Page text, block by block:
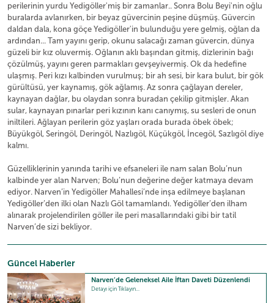
Güncel Haberler
Narven’de Geleneksel Aile İftarı Daveti Düzenlendi
Detayı için Tıklayın...
perilerinin yurdu Yedigöller'miş bir zamanlar.. Sonra Bolu Beyi'nin oğlu
buralarda avlanırken, bir beyaz güvercinin peşine düşmüş. Güvercin
daldan dala, kona göçe Yedigöller'in bulunduğu yere gelmiş, oğlan da
ardından... Tam yayını gerip, okunu salacağı zaman güvercin, dünya
güzeli bir kız oluvermiş. Oğlanın aklı başından gitmiş, dizlerinin bağı
çözülmüş, yayını geren parmakları gevşeyivermiş. Ok da hedefine
ulaşmış. Peri kızı kalbinden vurulmuş; bir ah sesi, bir kara bulut, bir gök
gürültüsü, yer kaynamış, gök ağlamış. Az sonra çağlayan dereler,
kaynayan dağlar, bu olaydan sonra buradan çekilip gitmişler. Akan
sular, kaynayan pınarlar peri kızının kanı canıymış, su sesleri de onun
iniltileri. Ağlayan perilerin göz yaşları orada burada öbek öbek;
Büyükgöl, Seringöl, Deringöl, Nazlıgöl, Küçükgöl, İncegöl, Sazlıgöl diye
kalmı.
Güzelliklerinin yanında tarihi ve efsaneleri ile nam salan Bolu’nun
kalbinde yer alan Narven; Bolu’nun değerine değer katmaya devam
ediyor. Narven’in Yedigöller Mahallesi’nde inşa edilmeye başlanan
Yedigöller’den ilki olan Nazlı Göl tamamlandı. Yedigöller’den ilham
alınarak projelendirilen göller ile peri masallarındaki gibi bir tatil
Narven’de sizi bekliyor.